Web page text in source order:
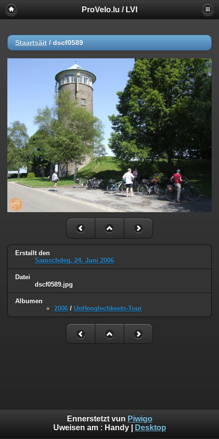
ProVelo.lu / LVI
Staartsäit / dscf0589
Erstallt den
Samschdeg, 24. Juni 2006
Datei
dscf0589.jpg
Albumen
2006 / UnHenglechkeets-Tour
Ennerstetzt vun Piwigo
Uweisen am : Handy| Desktop